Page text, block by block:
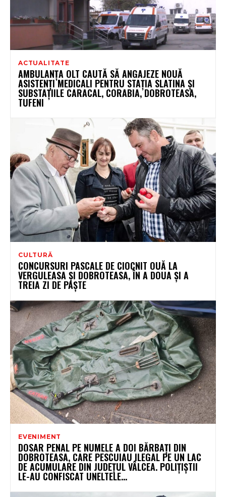
ACTUALITATE
AMBULANȚA OLT CAUTĂ SĂ ANGAJEZE NOUĂ
ASISTENȚI MEDICALI PENTRU STAȚIA SLATINA ȘI
SUBSTAȚIILE CARACAL, CORABIA, DOBROTEASA,
TUFENI
CULTURĂ
CONCURSURI PASCALE DE CIOCNIT OUĂ LA
VERGULEASA ȘI DOBROTEASA, ÎN A DOUA ȘI A
TREIA ZI DE PAȘTE
EVENIMENT
DOSAR PENAL PE NUMELE A DOI BĂRBAȚI DIN
DOBROTEASA, CARE PESCUIAU ILEGAL PE UN LAC
DE ACUMULARE DIN JUDEȚUL VÂLCEA. POLIȚIȘTII
LE-AU CONFISCAT UNELTELE...